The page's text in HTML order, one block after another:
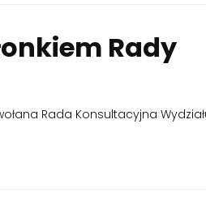
Rady
Rada Konsultacyjna